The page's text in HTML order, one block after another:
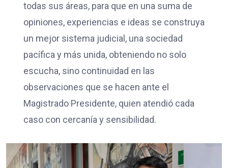
todas sus áreas, para que en una suma de
opiniones, experiencias e ideas se construya
un mejor sistema judicial, una sociedad
pacífica y más unida, obteniendo no solo
escucha, sino continuidad en las
observaciones que se hacen ante el
Magistrado Presidente, quien atendió cada
caso con cercanía y sensibilidad.